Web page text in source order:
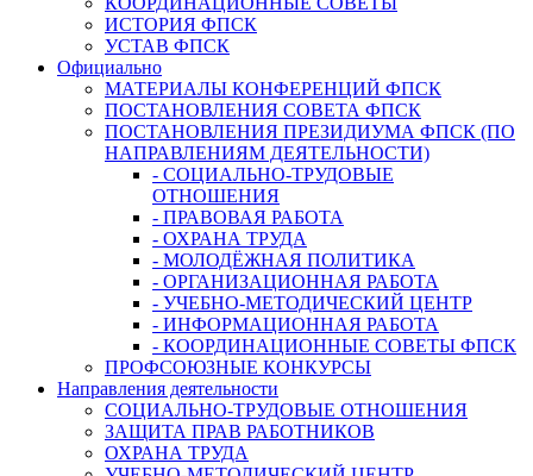
ИСТОРИЯ ФПСК
УСТАВ ФПСК
Официально
МАТЕРИАЛЫ КОНФЕРЕНЦИЙ ФПСК
ПОСТАНОВЛЕНИЯ СОВЕТА ФПСК
ПОСТАНОВЛЕНИЯ ПРЕЗИДИУМА ФПСК (ПО
НАПРАВЛЕНИЯМ ДЕЯТЕЛЬНОСТИ)
- СОЦИАЛЬНО-ТРУДОВЫЕ
ОТНОШЕНИЯ
- ПРАВОВАЯ РАБОТА
- ОХРАНА ТРУДА
- МОЛОДЁЖНАЯ ПОЛИТИКА
- ОРГАНИЗАЦИОННАЯ РАБОТА
- УЧЕБНО-МЕТОДИЧЕСКИЙ ЦЕНТР
- ИНФОРМАЦИОННАЯ РАБОТА
- КООРДИНАЦИОННЫЕ СОВЕТЫ ФПСК
ПРОФСОЮЗНЫЕ КОНКУРСЫ
Направления деятельности
СОЦИАЛЬНО-ТРУДОВЫЕ ОТНОШЕНИЯ
ЗАЩИТА ПРАВ РАБОТНИКОВ
ОХРАНА ТРУДА